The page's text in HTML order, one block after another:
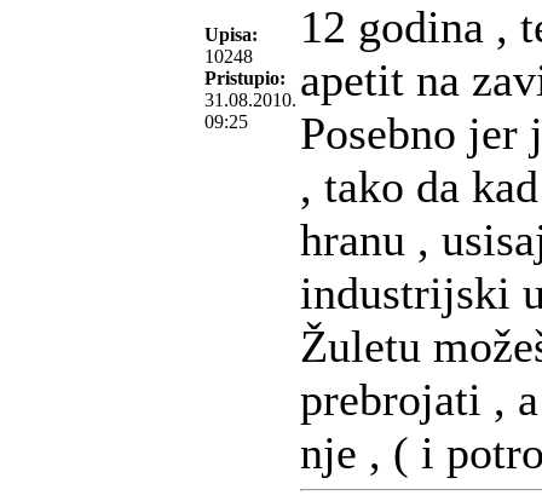
Upisa:
10248
Pristupio:
31.08.2010.
09:25
12 godina ,
apetit na
Posebno jer
, tako da
hranu ,
industrijski
Žuletu
prebrojati ,
nje , ( i